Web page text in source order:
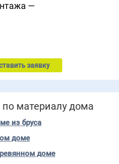
—
заявку
материалу дома
из бруса
доме
доме